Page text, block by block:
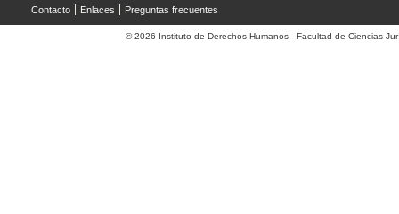
Contacto Enlaces Preguntas frecuentes
© 2026 Instituto de Derechos Humanos - Facultad de Ciencias